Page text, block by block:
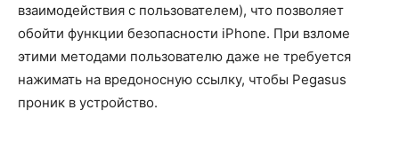
взаимодействия с пользователем), что позволяет
обойти функции безопасности iPhone. При взломе
этими методами пользователю даже не требуется
нажимать на вредоносную ссылку, чтобы Pegasus
проник в устройство.